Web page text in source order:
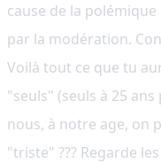
cause de la
par la modération.
Voilà tout ce que tu
"seuls" (seuls à 25
nous, à notre age, on
"triste" ??? Regarde